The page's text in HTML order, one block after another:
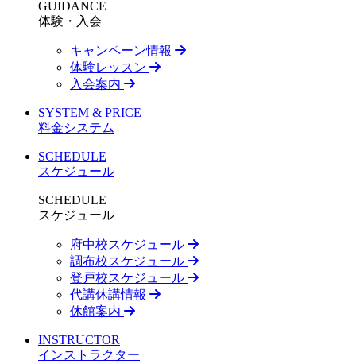
GUIDANCE
体験・入会
キャンペーン情報
体験レッスン
入会案内
SYSTEM & PRICE
料金システム
SCHEDULE
スケジュール
SCHEDULE
スケジュール
府中校スケジュール
調布校スケジュール
登戸校スケジュール
代講休講情報
休館案内
INSTRUCTOR
インストラクター